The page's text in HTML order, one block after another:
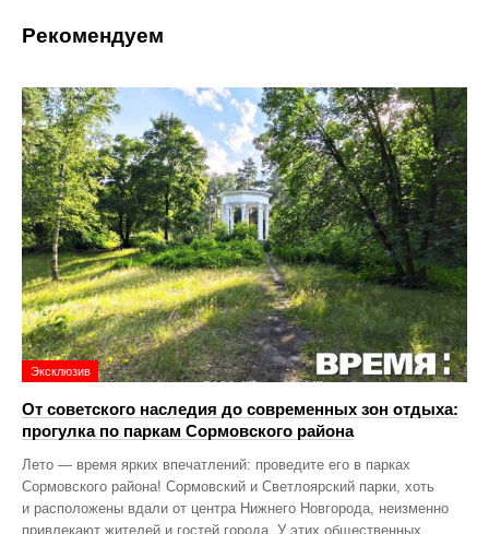
Рекомендуем
Эксклюзив
От советского наследия до современных зон отдыха:
прогулка по паркам Сормовского района
Лето — время ярких впечатлений: проведите его в парках
Сормовского района! Сормовский и Светлоярский парки, хоть
и расположены вдали от центра Нижнего Новгорода, неизменно
привлекают жителей и гостей города. У этих общественных